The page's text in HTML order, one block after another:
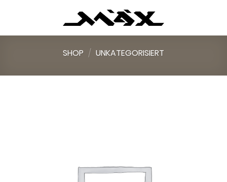
SHOP / UNKATEGORISIERT